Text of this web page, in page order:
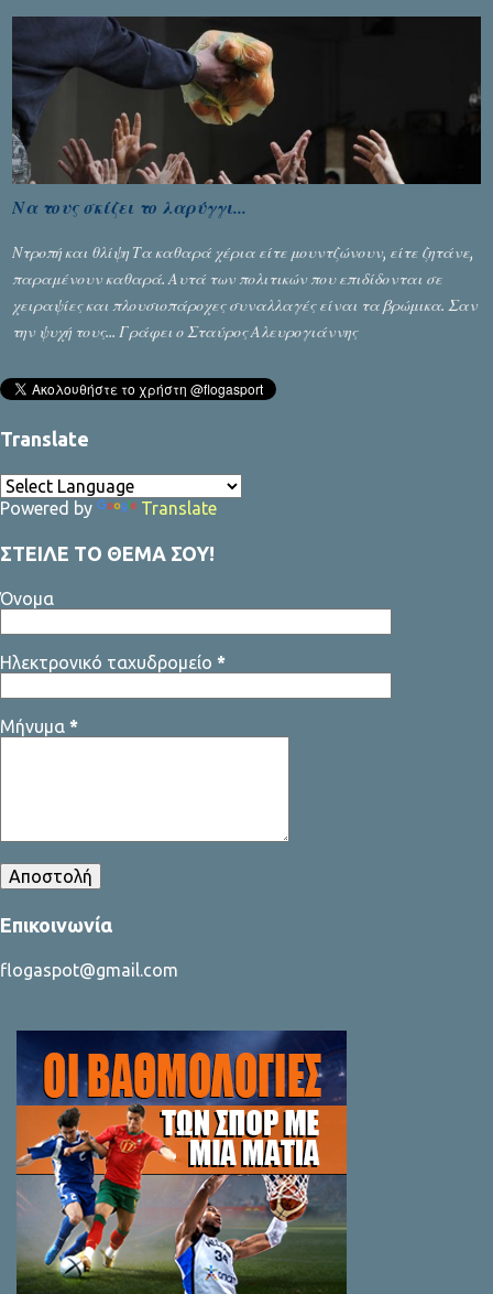
μεταδώσει είναι αρνητική ». Ο τενίστας Νο 1 στο παγκόσμιο τένις,
που βρίσκεται στο Πεκίνο για να αγωνιστεί στο Open ανέφερε: «
Παρακολούθησα τα γεγονότα με βαριά καρδιά. Με κάνει να
κλαίω, βλέποντας τη χώρα να έρχεται σε αυτή την κατάσταση. Η
Καταλονία αισθάνεται πολύ ενωμένη. Υπήρξε ένα χάος που δεν
πρέπει να συμβεί στον αιώνα που είμαστε. Βρισκόμαστε σε μία
χώρα που ζούμε ειρηνικά στο τέλος της ημέρας. Αν και υπάρχουν
στιγμές που τα πάντα φαίνονται αδύνατα, δεν υπάρχει
συμφωνία, είναι πολύ απλό, πρέπει να την αναζητήσουμε. Ο
μοναδικός τρόπος για να επιτευχθεί είναι να μιλάμε, να μιλάνε οι
δύο πλευρές που διαφωνούν και να προσπ...
Να τους σκίζει το λαρύγγι...
Ντροπή και θλίψη Τα καθαρά χέρια είτε μουντζώνουν, είτε ζητάνε,
παραμένουν καθαρά. Αυτά των πολιτικών που επιδίδονται σε
χειραψίες και πλουσιοπάροχες συναλλαγές είναι τα βρώμικα. Σαν
την ψυχή τους... Γράφει ο Σταύρος Αλευρογιάννης
Translate
Powered by Translate
ΣΤΕΙΛΕ ΤΟ ΘΕΜΑ ΣΟΥ!
Όνομα
Ηλεκτρονικό ταχυδρομείο *
Μήνυμα *
Επικοινωνία
flogaspot@gmail.com